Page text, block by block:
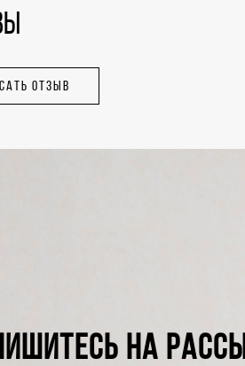
ОТЗЫВ
НА